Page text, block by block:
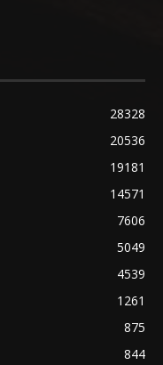
28328
20536
19181
14571
7606
5049
4539
1261
875
844